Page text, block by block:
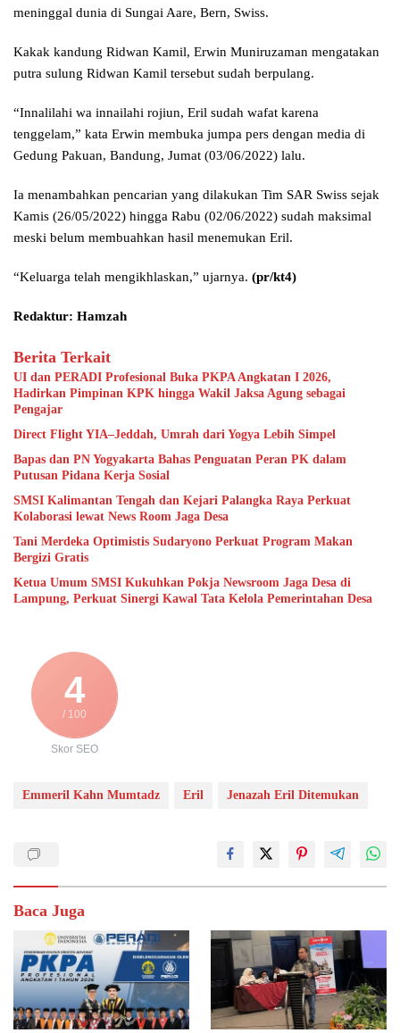
meninggal dunia di Sungai Aare, Bern, Swiss.
Kakak kandung Ridwan Kamil, Erwin Muniruzaman mengatakan
putra sulung Ridwan Kamil tersebut sudah berpulang.
“Innalilahi wa innailahi rojiun, Eril sudah wafat karena
tenggelam,” kata Erwin membuka jumpa pers dengan media di
Gedung Pakuan, Bandung, Jumat (03/06/2022) lalu.
Ia menambahkan pencarian yang dilakukan Tim SAR Swiss sejak
Kamis (26/05/2022) hingga Rabu (02/06/2022) sudah maksimal
meski belum membuahkan hasil menemukan Eril.
“Keluarga telah mengikhlaskan,” ujarnya. (pr/kt4)
Redaktur: Hamzah
Berita Terkait
UI dan PERADI Profesional Buka PKPA Angkatan I 2026,
Hadirkan Pimpinan KPK hingga Wakil Jaksa Agung sebagai
Pengajar
Direct Flight YIA–Jeddah, Umrah dari Yogya Lebih Simpel
Bapas dan PN Yogyakarta Bahas Penguatan Peran PK dalam
Putusan Pidana Kerja Sosial
SMSI Kalimantan Tengah dan Kejari Palangka Raya Perkuat
Kolaborasi lewat News Room Jaga Desa
Tani Merdeka Optimistis Sudaryono Perkuat Program Makan
Bergizi Gratis
Ketua Umum SMSI Kukuhkan Pokja Newsroom Jaga Desa di
Lampung, Perkuat Sinergi Kawal Tata Kelola Pemerintahan Desa
4
/ 100
Skor SEO
Emmeril Kahn Mumtadz Eril Jenazah Eril Ditemukan
Baca Juga